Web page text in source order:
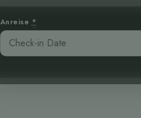
Anreise *